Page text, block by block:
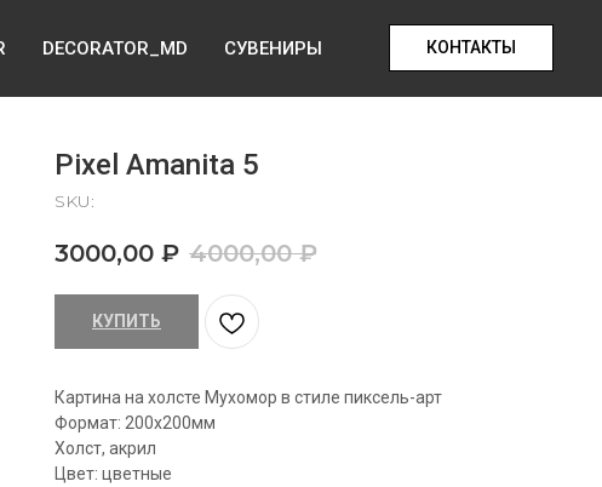
DECORATOR_MD СУВЕНИРЫ КОНТАКТЫ
Pixel Amanita 5
SKU:
3000,00 ₽ 4000,00 ₽
КУПИТЬ
Картина на холсте Мухомор в стиле пиксель-арт
Формат: 200х200мм
Холст, акрил
Цвет: цветные